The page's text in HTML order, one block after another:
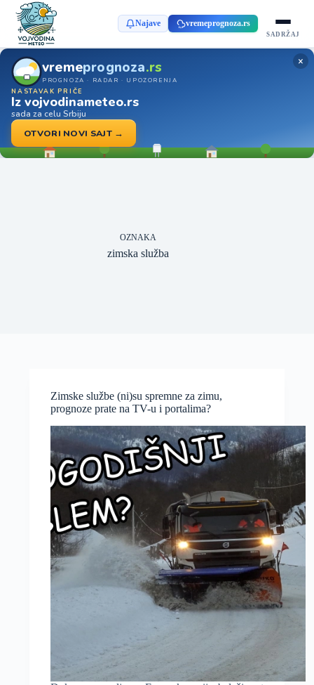
Najave vremeprognoza.rs
SADRŽAJ
vremeprognoza.rs
PROGNOZA · RADAR · UPOZORENJA
NASTAVAK PRIČE
Iz vojvodinameteo.rs
sada za celu Srbiju
OTVORI NOVI SAJT →
×
OZNAKA
zimska služba
Zimske službe (ni)su spremne za zimu,
prognoze prate na TV-u i portalima?